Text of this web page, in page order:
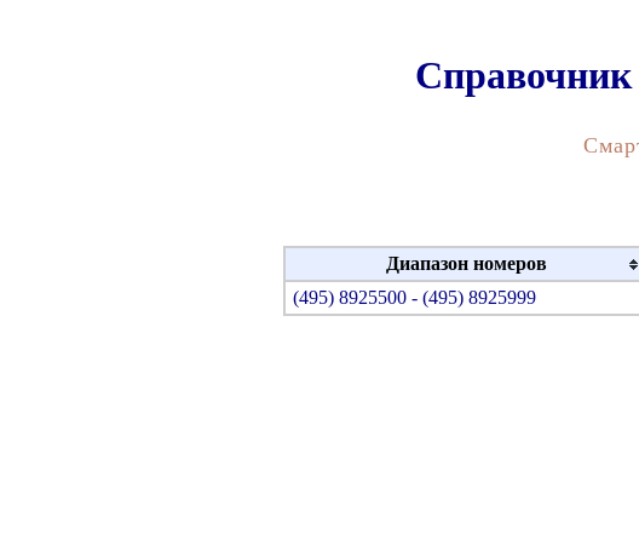
Справочник
Диапазон номеров
(495) 8925500 - (495) 8925999